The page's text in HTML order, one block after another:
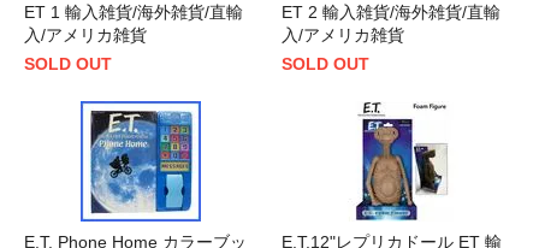
ET 1 輸入雑貨/海外雑貨/直輸
入/アメリカ雑貨
SOLD OUT
ET 2 輸入雑貨/海外雑貨/直輸
入/アメリカ雑貨
SOLD OUT
E.T. Phone Home カラーブッ
E.T.12"レプリカドール ET 輸